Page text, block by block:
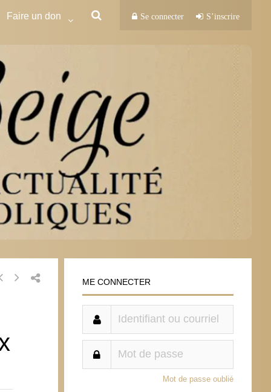
Faire un don Se connecter S’inscrire
ME CONNECTER
Mot de passe oublié